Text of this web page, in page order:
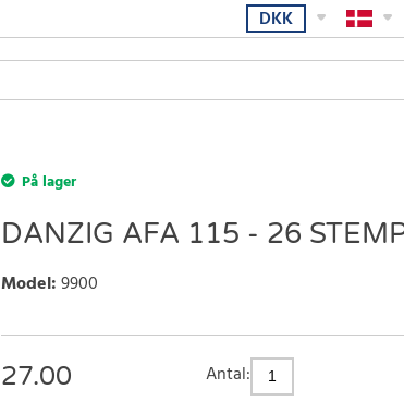
DKK
På lager
DANZIG AFA 115 - 26
Model:9900
27.00 Antal: